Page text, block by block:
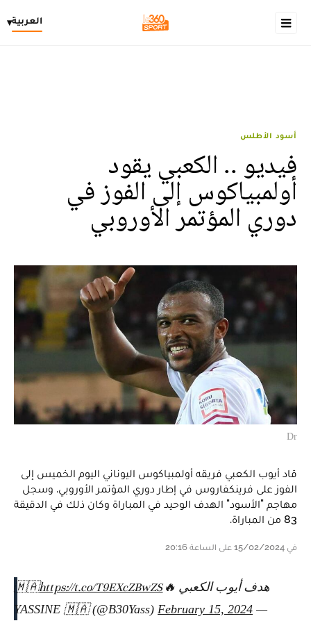
العربية▾
أسود الأطلس
فيديو .. الكعبي يقود
أولمبياكوس إلى الفوز في
دوري المؤتمر الأوروبي
Dr
قاد أيوب الكعبي فريقه أولمبياكوس اليوناني اليوم الخميس إلى
الفوز على فرينكفاروس في إطار دوري المؤتمر الأوروبي. وسجل
مهاجم "الأسود" الهدف الوحيد في المباراة وكان ذلك في الدقيقة
83 من المباراة.
في 15/02/2024 على الساعة 20:16
هدف أيوب الكعبي 🔥🇲🇦https://t.co/T9EXcZBwZS
— YASSINE 🇲🇦 (@B30Yass)
February 15, 2024